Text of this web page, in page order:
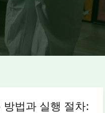
방법과 실행 절차: